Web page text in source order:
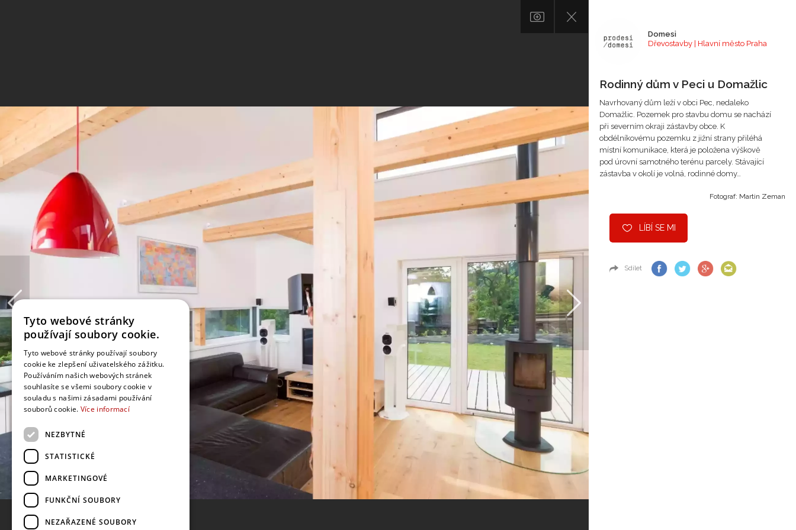
Domesi
Dřevostavby | Hlavní město Praha
Rodinný dům v Peci u Domažlic
Navrhovaný dům leží v obci Pec, nedaleko
Domažlic. Pozemek pro stavbu domu se nachází
při severním okraji zástavby obce. K
obdélníkovému pozemku z jižní strany přiléhá
místní komunikace, která je položena výškově
pod úrovní samotného terénu parcely. Stávající
zástavba v okolí je volná, rodinné domy…
Fotograf: Martin Zeman
LÍBÍ SE MI
Sdílet
Tyto webové stránky
používají soubory cookie.
Tyto webové stránky používají soubory
cookie ke zlepšení uživatelského zážitku.
Používáním našich webových stránek
souhlasíte se všemi soubory cookie v
souladu s našimi zásadami používání
souborů cookie. Více informací
NEZBYTNÉ
STATISTICKÉ
MARKETINGOVÉ
FUNKČNÍ SOUBORY
NEZAŘAZENÉ SOUBORY